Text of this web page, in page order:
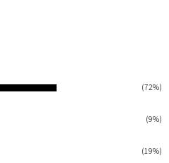
(72%)
(9%)
(19%)